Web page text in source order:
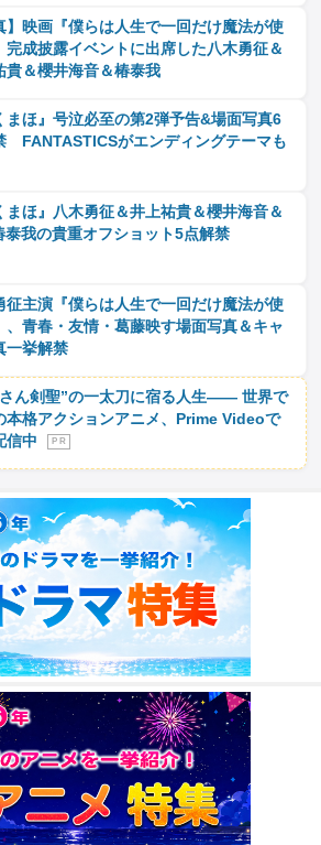
】映画『僕らは人生で一回だけ魔法が使
完成披露イベントに出席した八木勇征＆
貴＆櫻井海音＆椿泰我
まほ』号泣必至の第2弾予告&場面写真6
FANTASTICSがエンディングテーマも
まほ』八木勇征＆井上祐貴＆櫻井海音＆
泰我の貴重オフショット5点解禁
征主演『僕らは人生で一回だけ魔法が使
、青春・友情・葛藤映す場面写真＆キャ
一挙解禁
ん剣聖”の一太刀に宿る人生―― 世界で
本格アクションアニメ、Prime Videoで
信中
P R